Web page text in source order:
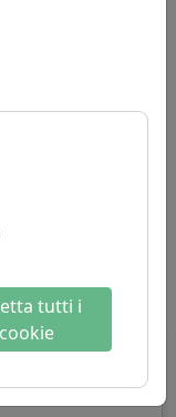
tutti i
cookie
internet .